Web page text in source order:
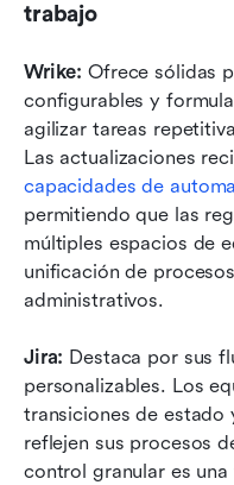
trabajo
Wrike: Ofrece sólidas
configurables y
agilizar tareas
capacidades de
permitiendo que las
múltiples espacios de
unificación de
administrativos.
Jira: Destaca por sus
personalizables. Los
transiciones de estado
reflejen sus procesos
control granular es